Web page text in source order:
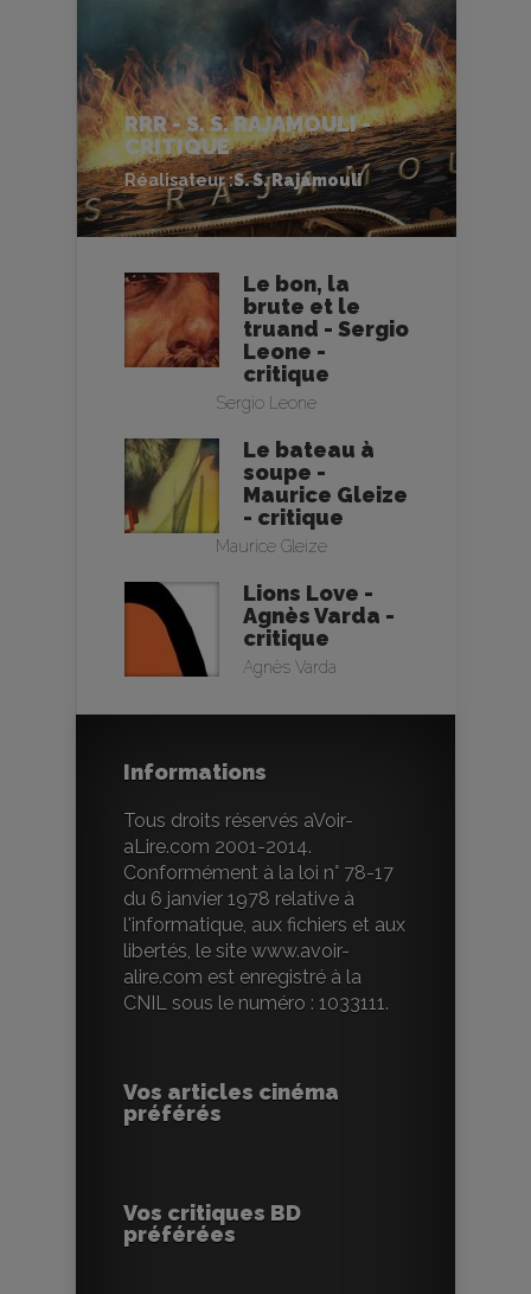
RRR - S. S. RAJAMOULI -
CRITIQUE
Réalisateur :S. S. Rajamouli
Le bon, la
brute et le
truand - Sergio
Leone -
critique
Sergio Leone
Le bateau à
soupe -
Maurice Gleize
- critique
Maurice Gleize
Lions Love -
Agnès Varda -
critique
Agnès Varda
Informations
Tous droits réservés aVoir-
aLire.com 2001-2014.
Conformément à la loi n° 78-17
du 6 janvier 1978 relative à
l'informatique, aux fichiers et aux
libertés, le site www.avoir-
alire.com est enregistré à la
CNIL sous le numéro : 1033111.
Vos articles cinéma
préférés
Vos critiques BD
préférées